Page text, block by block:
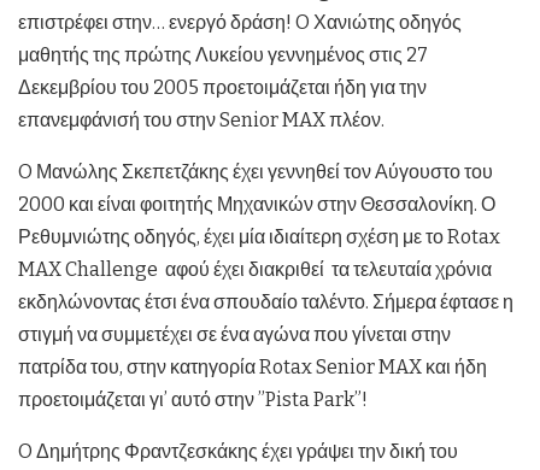
επιστρέφει στην… ενεργό δράση! O Χανιώτης οδηγός
μαθητής της πρώτης Λυκείου γεννημένος στις 27
Δεκεμβρίου του 2005 προετοιμάζεται ήδη για την
επανεμφάνισή του στην Senior MAX πλέον.
O Μανώλης Σκεπετζάκης έχει γεννηθεί τον Αύγουστο του
2000 και είναι φοιτητής Μηχανικών στην Θεσσαλονίκη. Ο
Ρεθυμνιώτης οδηγός, έχει μία ιδιαίτερη σχέση με το Rotax
MAX Challenge αφού έχει διακριθεί τα τελευταία χρόνια
εκδηλώνοντας έτσι ένα σπουδαίο ταλέντο. Σήμερα έφτασε η
στιγμή να συμμετέχει σε ένα αγώνα που γίνεται στην
πατρίδα του, στην κατηγορία Rotax Senior MAX και ήδη
προετοιμάζεται γι’ αυτό στην ”Pista Park”!
O Δημήτρης Φραντζεσκάκης έχει γράψει την δική του